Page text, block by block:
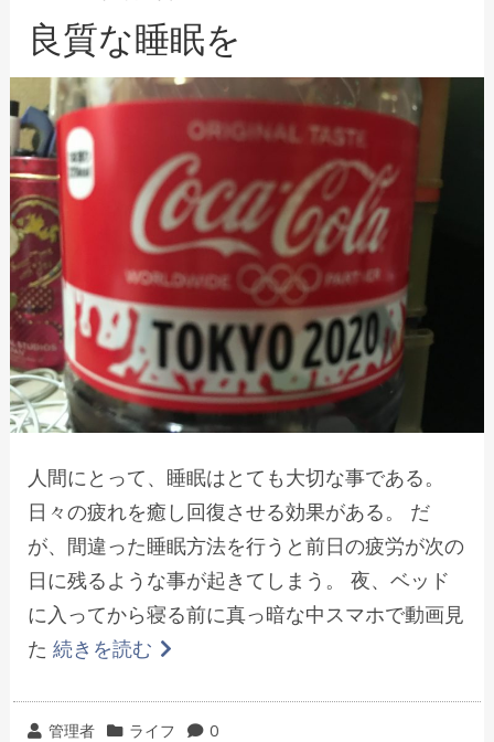
ー
日
良質な睡眠を
人間にとって、睡眠はとても大切な事である。
日々の疲れを癒し回復させる効果がある。 だ
が、間違った睡眠方法を行うと前日の疲労が次の
日に残るような事が起きてしまう。 夜、ベッド
に入ってから寝る前に真っ暗な中スマホで動画見
た 続きを読む
投管理者
カライフ 0